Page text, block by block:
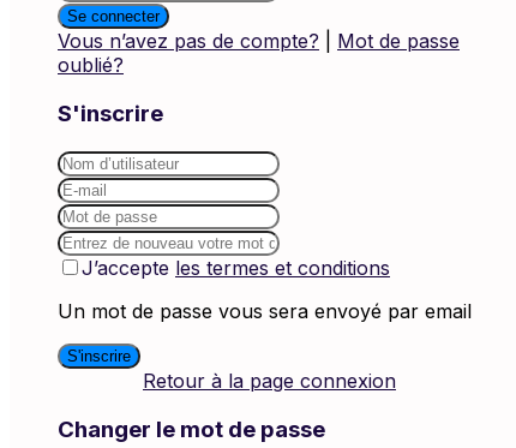
Se connecter
Vous n’avez pas de compte?
Mot de passe
oublié?
S'inscrire
J’accepte les termes et conditions
Un mot de passe vous sera envoyé par email
S'inscrire
Retour à la page connexion
Changer le mot de passe